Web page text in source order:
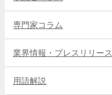
専門家コラム
業界情報・プレスリリース
用語解説